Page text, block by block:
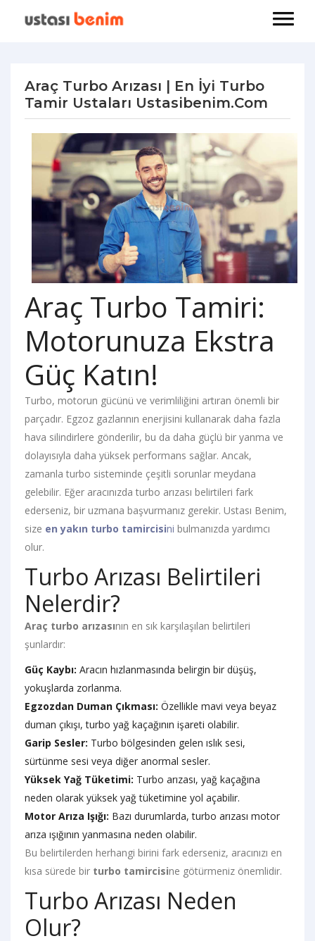
Araç Turbo Arızası | En İyi Turbo
Tamir Ustaları Ustasibenim.com
Araç Turbo Tamiri:
Motorunuza Ekstra
Güç Katın!
Turbo, motorun gücünü ve verimliliğini artıran önemli bir
parçadır. Egzoz gazlarının enerjisini kullanarak daha fazla
hava silindirlere gönderilir, bu da daha güçlü bir yanma ve
dolayısıyla daha yüksek performans sağlar. Ancak,
zamanla turbo sisteminde çeşitli sorunlar meydana
gelebilir. Eğer aracınızda turbo arızası belirtileri fark
ederseniz, bir uzmana başvurmanız gerekir. Ustası Benim,
size en yakın turbo tamircisini bulmanızda yardımcı
olur.
Turbo Arızası Belirtileri
Nelerdir?
Araç turbo arızasının en sık karşılaşılan belirtileri
şunlardır:
Güç Kaybı: Aracın hızlanmasında belirgin bir düşüş,
yokuşlarda zorlanma.
Egzozdan Duman Çıkması: Özellikle mavi veya beyaz
duman çıkışı, turbo yağ kaçağının işareti olabilir.
Garip Sesler: Turbo bölgesinden gelen ıslık sesi,
sürtünme sesi veya diğer anormal sesler.
Yüksek Yağ Tüketimi: Turbo arızası, yağ kaçağına
neden olarak yüksek yağ tüketimine yol açabilir.
Motor Arıza Işığı: Bazı durumlarda, turbo arızası motor
arıza ışığının yanmasına neden olabilir.
Bu belirtilerden herhangi birini fark ederseniz, aracınızı en
kısa sürede bir turbo tamircisine götürmeniz önemlidir.
Turbo Arızası Neden
Olur?